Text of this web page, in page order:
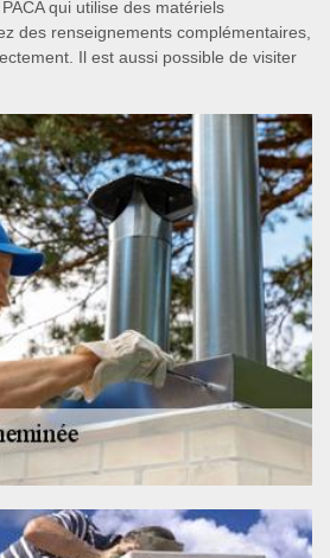
qui utilise des matériels
des renseignements complémentaires,
Il est aussi possible de visiter